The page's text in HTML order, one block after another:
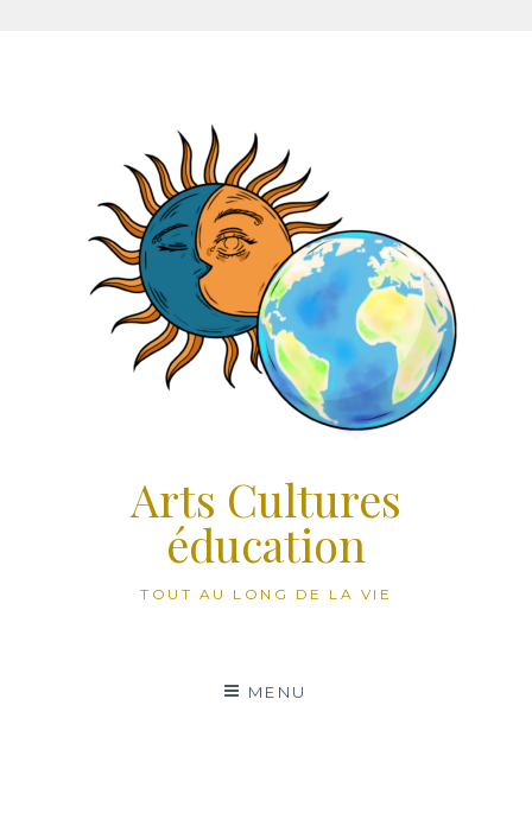
Arts Cultures
éducation
TOUT AU LONG DE LA VIE
MENU